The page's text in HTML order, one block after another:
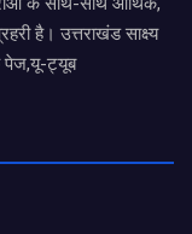
है। उत्तराखंड साक्ष्य
पेज,यू-ट्यूब